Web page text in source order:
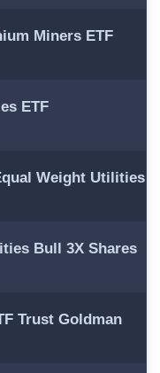
Miners ETF
ETF
Weight Utilities
Bull 3X Shares
Trust Goldman